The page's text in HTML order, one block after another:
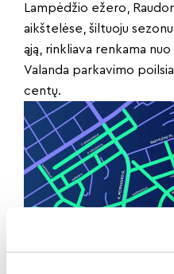
Lampėdžio ežero,
aikštelėse, šiltuoju
ąją, rinkliava renkama
Valanda parkavimo
centų.